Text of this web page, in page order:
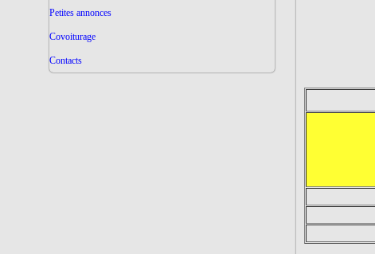
Petites annonces
Covoiturage
Contacts